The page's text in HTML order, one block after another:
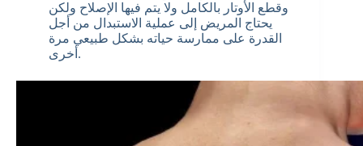
وقطع الأوتار بالكامل ولا يتم فيها الإصلاح ولكن
يحتاج المريض إلى عملية الاستبدال من أجل
القدرة على ممارسة حياته بشكل طبيعي مرة
أخرى.